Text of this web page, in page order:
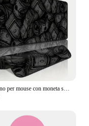
Tappetino per mouse con moneta soldi Tappetini per mouse extra-large durevoli antiscivolo Nero Home Office 400x900 Tappetino da gioco Accessori da gioco Tappeto anime